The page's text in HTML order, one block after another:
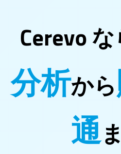
Cerevo な
分析から
通